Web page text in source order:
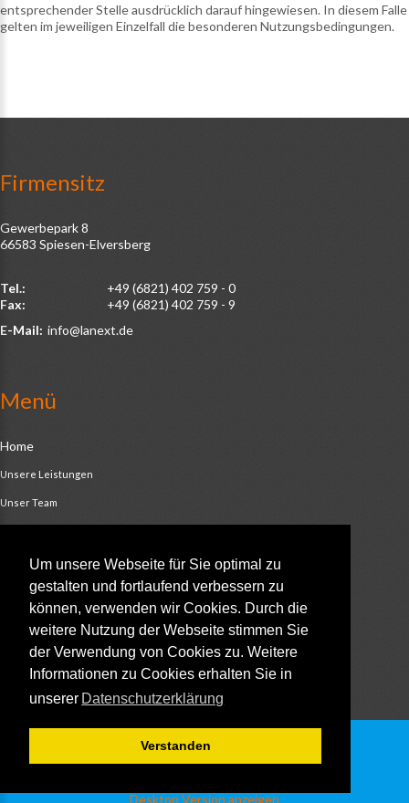
Um unsere Webseite für Sie optimal zu
gestalten und fortlaufend verbessern zu
können, verwenden wir Cookies. Durch die
weitere Nutzung der Webseite stimmen Sie
der Verwendung von Cookies zu. Weitere
Informationen zu Cookies erhalten Sie in
unserer Datenschutzerklärung
Verstanden
entsprechender Stelle ausdrücklich darauf hingewiesen. In diesem Falle
gelten im jeweiligen Einzelfall die besonderen Nutzungsbedingungen.
Firmensitz
Gewerbepark 8
66583 Spiesen-Elversberg
Tel.:
+49 (6821) 402 759 - 0
Fax:
+49 (6821) 402 759 - 9
E-Mail: info@lanext.de
Menü
Home
Unsere Leistungen
Unser Team
Kunden Feedback
Impressum
Niederlassung Saar
Sitemap
2026LANEXT- Datenschutzerklärung- Impressum
Desktop Version anzeigen